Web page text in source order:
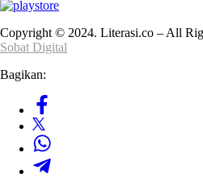
Copyright © 2024. Literasi.co – All
Sobat Digital
Bagikan: